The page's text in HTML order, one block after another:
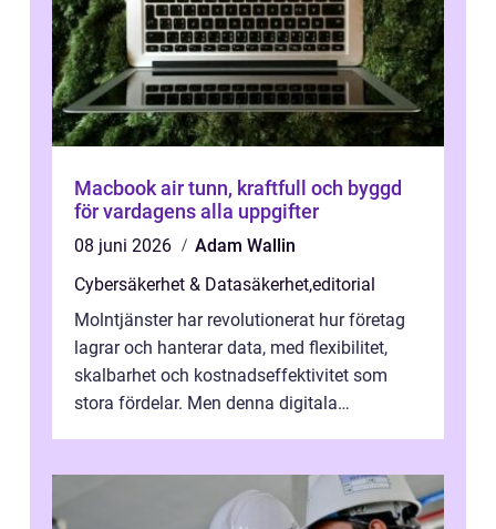
Macbook air tunn, kraftfull och byggd
för vardagens alla uppgifter
08 juni 2026
Adam Wallin
Cybersäkerhet & Datasäkerhet,editorial
Molntjänster har revolutionerat hur företag
lagrar och hanterar data, med flexibilitet,
skalbarhet och kostnadseffektivitet som
stora fördelar. Men denna digitala